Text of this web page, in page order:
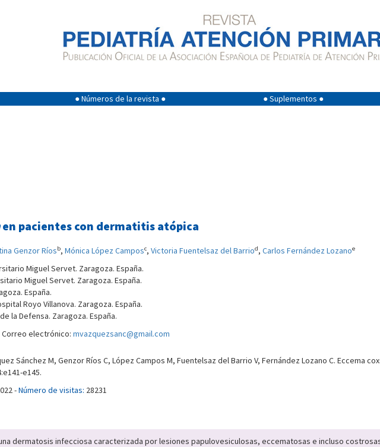
● Números de la revista ● ● Suplementos ●
en pacientes con dermatitis atópica
Genzor Ríosb, Mónica López Camposc, Victoria Fuentelsaz del Barriod, Carlos Fernández Lozanoe
Miguel Servet. Zaragoza. España.
Miguel Servet. Zaragoza. España.
España.
Royo Villanova. Zaragoza. España.
la Defensa. Zaragoza. España.
Correo electrónico: mvazquezsanc@gmail.com
Sánchez M, Genzor Ríos C, López Campos M, Fuentelsaz del Barrio V, Fernández Lozano C. Eccema
e145.
-Número de visitas: 28231
dermatosis infecciosa caracterizada por lesiones papulovesiculosas, eccematosas e incluso